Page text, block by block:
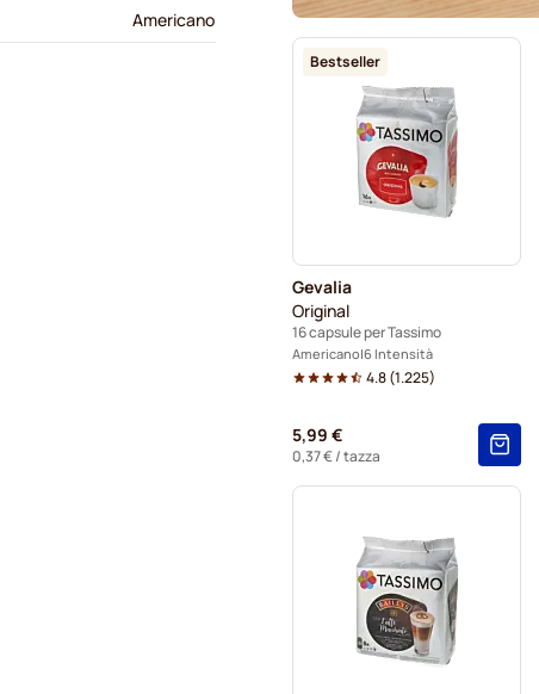
Bestseller
Gevalia
Original
16 capsule per Tassimo
Americano 6 Intensità
4.8(1.225)
5,99 €
0,37 €/ tazza
Americano